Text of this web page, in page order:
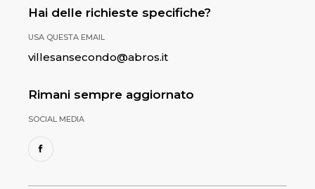
Hai delle richieste specifiche?
USA QUESTA EMAIL
villesansecondo@abros.it
Rimani sempre aggiornato
SOCIAL MEDIA